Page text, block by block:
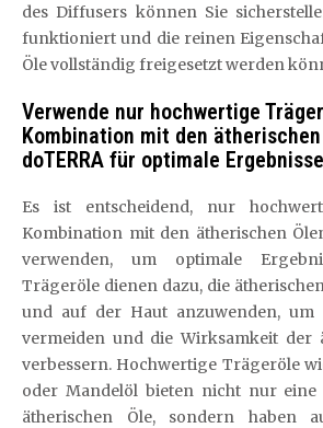
des Diffusers können Sie
funktioniert und die reinen
Öle vollständig freigesetzt werden
Verwende nur hochwertige
Kombination mit den ätherischen
doTERRA für optimale
Es ist entscheidend, nur
Kombination mit den ätherischen
verwenden, um optimale
Trägeröle dienen dazu, die
und auf der Haut anzuwenden, um
vermeiden und die Wirksamkeit der
verbessern. Hochwertige Trägeröle
oder Mandelöl bieten nicht nur
ätherischen Öle, sondern haben